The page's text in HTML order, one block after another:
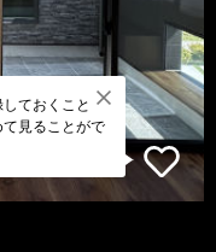
ておくこと
見ることがで